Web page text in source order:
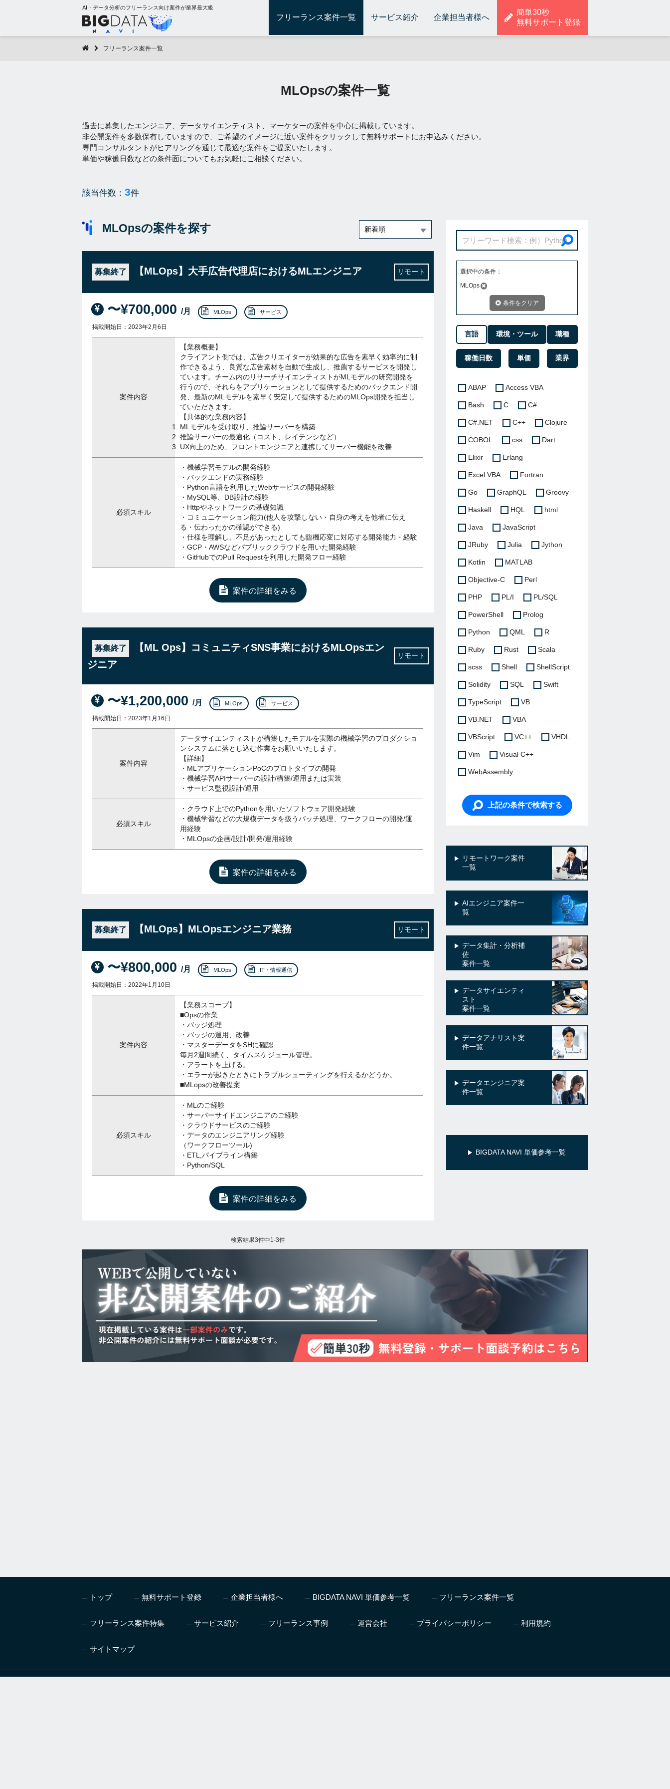
AI・データ分析のフリーランス向け案件が業界最大級
フリーランス案件一覧 サービス紹介 企業担当者様へ
簡単30秒
無料サポート登録
フリーランス案件一覧
MLOpsの案件一覧
過去に募集したエンジニア、データサイエンティスト、マーケターの案件を中心に掲載しています。
非公開案件を多数保有していますので、ご希望のイメージに近い案件をクリックして無料サポートにお申込みください。
専門コンサルタントがヒアリングを通じて最適な案件をご提案いたします。
単価や稼働日数などの条件面についてもお気軽にご相談ください。
該当件数： 3件
選択中の条件：
MLOps
条件をクリア
言語 環境・ツール 職種
稼働日数 単価 業界
ABAP Access VBA
Bash C C#
C#.NET C++ Clojure
COBOL css Dart
Elixir Erlang
Excel VBA Fortran
Go GraphQL Groovy
Haskell HQL html
Java JavaScript
JRuby Julia Jython
Kotlin MATLAB
Objective-C Perl
PHP PL/I PL/SQL
PowerShell Prolog
Python QML R
Ruby Rust Scala
scss Shell ShellScript
Solidity SQL Swift
TypeScript VB
VB.NET VBA
VBScript VC++ VHDL
Vim Visual C++
WebAssembly
上記の条件で検索する
リモートワーク案件
一覧
AIエンジニア案件一
覧
データ集計・分析補
佐
案件一覧
データサイエンティ
スト
案件一覧
データアナリスト案
件一覧
データエンジニア案
件一覧
BIGDATA NAVI 単価参考一覧
MLOpsの案件を探す
募集終了 【MLOps】大手広告代理店におけるMLエンジニア リモート
〜¥700,000 /月 MLOps サービス
掲載開始日：2023年2月6日
案件内容
【業務概要】
クライアント側では、広告クリエイターが効果的な広告を素早く効率的に制
作できるよう、良質な広告素材を自動で生成し、推薦するサービスを開発し
ています。チーム内のリサーチサイエンティストがMLモデルの研究開発を
行うので、それらをアプリケーションとして提供するためのバックエンド開
発、最新のMLモデルを素早く安定して提供するためのMLOps開発を担当し
ていただきます。
【具体的な業務内容】
MLモデルを受け取り、推論サーバーを構築
推論サーバーの最適化（コスト、レイテンシなど）
UX向上のため、フロントエンジニアと連携してサーバー機能を改善
必須スキル
・機械学習モデルの開発経験
・バックエンドの実務経験
・Python言語を利用したWebサービスの開発経験
・MySQL等、DB設計の経験
・Httpやネットワークの基礎知識
・コミュニケーション能力(他人を攻撃しない・自身の考えを他者に伝え
る・伝わったかの確認ができる)
・仕様を理解し、不足があったとしても臨機応変に対応する開発能力・経験
・GCP・AWSなどパブリッククラウドを用いた開発経験
・GitHubでのPull Requestを利用した開発フロー経験
案件の詳細をみる
募集終了
【ML Ops】コミュニティSNS事業におけるMLOpsエン
ジニア
リモート
〜¥1,200,000 /月 MLOps サービス
掲載開始日：2023年1月16日
案件内容
データサイエンティストが構築したモデルを実際の機械学習のプロダクショ
ンシステムに落とし込む作業をお願いいたします。
【詳細】
・MLアプリケーションPoCのプロトタイプの開発
・機械学習APIサーバーの設計/構築/運用または実装
・サービス監視設計/運用
必須スキル
・クラウド上でのPythonを用いたソフトウェア開発経験
・機械学習などの大規模データを扱うバッチ処理、ワークフローの開発/運
用経験
・MLOpsの企画/設計/開発/運用経験
案件の詳細をみる
募集終了 【MLOps】MLOpsエンジニア業務 リモート
〜¥800,000 /月 MLOps IT・情報通信
掲載開始日：2022年1月10日
案件内容
【業務スコープ】
■Opsの作業
・バッジ処理
・バッジの運用、改善
・マスターデータをSHに確認
毎月2週間続く、タイムスケジュール管理。
・アラートを上げる。
・エラーが起きたときにトラブルシューティングを行えるかどうか。
■MLopsの改善提案
必須スキル
・MLのご経験
・サーバーサイドエンジニアのご経験
・クラウドサービスのご経験
・データのエンジニアリング経験
（ワークフローツール)
・ETL,パイプライン構築
・Python/SQL
案件の詳細をみる
検索結果3件中1-3件
トップ 無料サポート登録 企業担当者様へ BIGDATA NAVI 単価参考一覧 フリーランス案件一覧
フリーランス案件特集 サービス紹介 フリーランス事例 運営会社 プライバシーポリシー 利用規約
サイトマップ